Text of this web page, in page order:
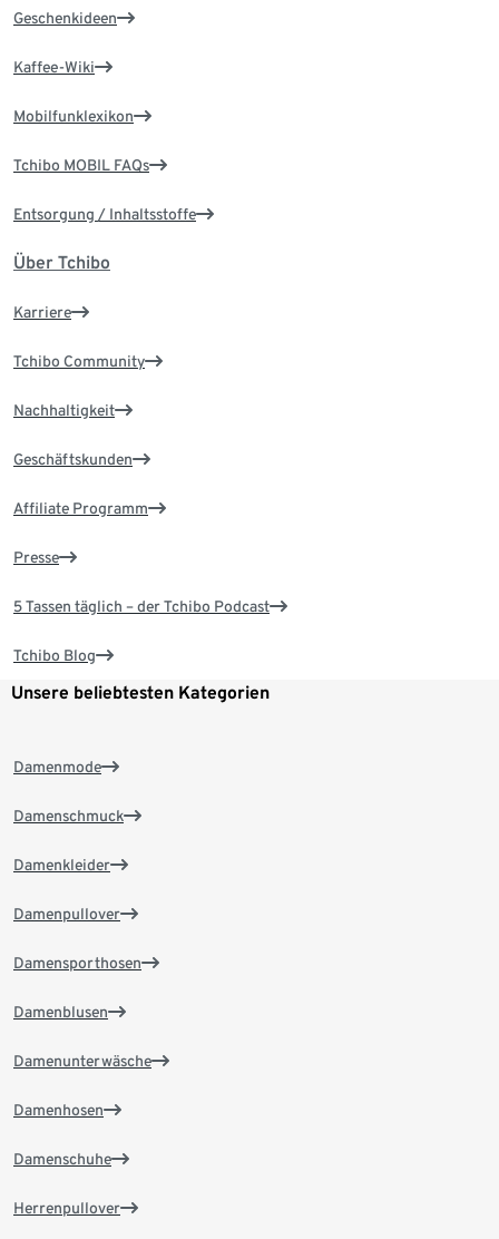
Geschenkideen
Kaffee-Wiki
Mobilfunklexikon
Tchibo MOBIL FAQs
Entsorgung / Inhaltsstoffe
Über Tchibo
Karriere
Tchibo Community
Nachhaltigkeit
Geschäftskunden
Affiliate Programm
Presse
5 Tassen täglich – der Tchibo Podcast
Tchibo Blog
Unsere beliebtesten Kategorien
Damenmode
Damenschmuck
Damenkleider
Damenpullover
Damensporthosen
Damenblusen
Damenunterwäsche
Damenhosen
Damenschuhe
Herrenpullover